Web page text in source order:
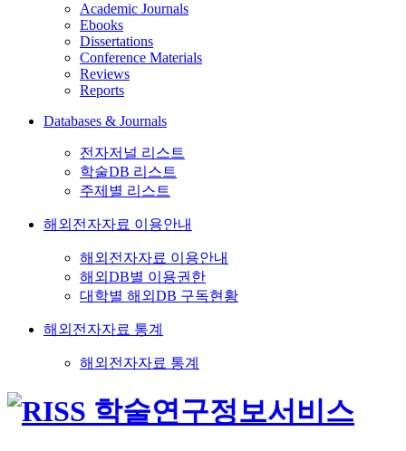
Academic Journals
Ebooks
Dissertations
Conference Materials
Reviews
Reports
Databases & Journals
전자저널 리스트
학술DB 리스트
주제별 리스트
해외전자자료 이용안내
해외전자자료 이용안내
해외DB별 이용권한
대학별 해외DB 구독현황
해외전자자료 통계
해외전자자료 통계